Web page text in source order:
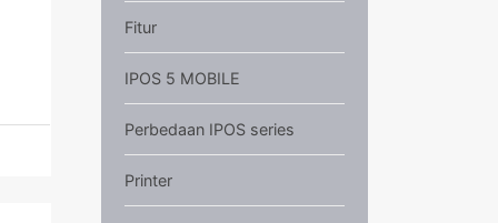
Fitur
IPOS 5 MOBILE
Perbedaan IPOS series
Printer